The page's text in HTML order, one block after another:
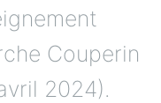
Couperin
2024).